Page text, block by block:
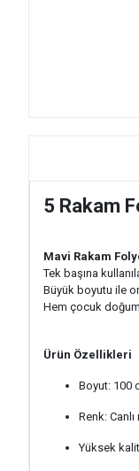
5 Rakam
Mavi Rakam
Tek başına
Büyük boyutu ile
Hem çocuk
Ürün Özellikleri
Boyut: 100
Renk: Canlı
Yüksek